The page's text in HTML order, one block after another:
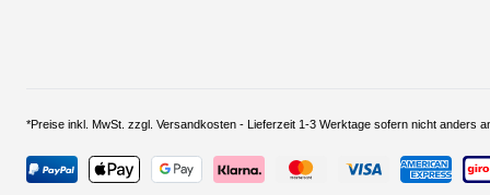
*Preise inkl. MwSt. zzgl. Versandkosten - Lieferzeit 1-3 Werktage sofern nicht anders